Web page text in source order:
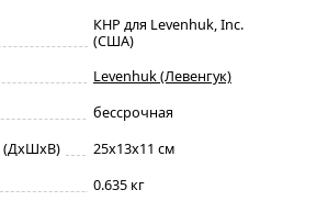
КНР для Levenhuk, Inc.
(США)
Levenhuk (Левенгук)
бессрочная
(ДxШxВ)
25x13x11 см
0.635 кг